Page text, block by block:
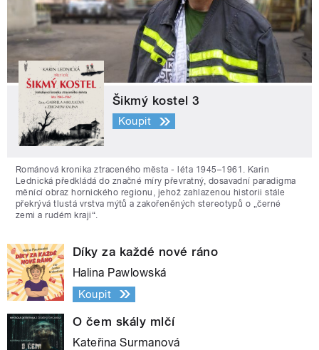
Šikmý kostel 3
Koupit
Románová kronika ztraceného města - léta 1945–1961. Karin
Lednická předkládá do značné míry převratný, dosavadní paradigma
měnící obraz hornického regionu, jehož zahlazenou historii stále
překrývá tlustá vrstva mýtů a zakořeněných stereotypů o „černé
zemi a rudém kraji“.
Díky za každé nové ráno
Halina Pawlowská
Koupit
O čem skály mlčí
Kateřina Surmanová